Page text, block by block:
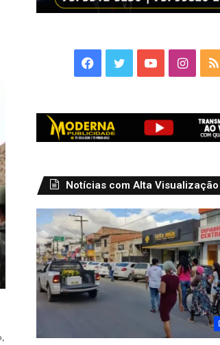
Facebook
TwitterYouTube
Notícias com Alta Visualização